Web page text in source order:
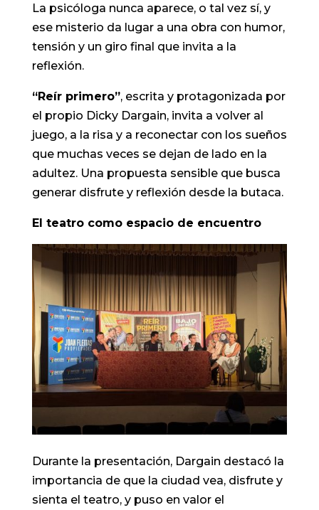
La psicóloga nunca aparece, o tal vez sí, y
ese misterio da lugar a una obra con humor,
tensión y un giro final que invita a la
reflexión.
“Reír primero”, escrita y protagonizada por
el propio Dicky Dargain, invita a volver al
juego, a la risa y a reconectar con los sueños
que muchas veces se dejan de lado en la
adultez. Una propuesta sensible que busca
generar disfrute y reflexión desde la butaca.
El teatro como espacio de encuentro
Durante la presentación, Dargain destacó la
importancia de que la ciudad vea, disfrute y
sienta el teatro, y puso en valor el